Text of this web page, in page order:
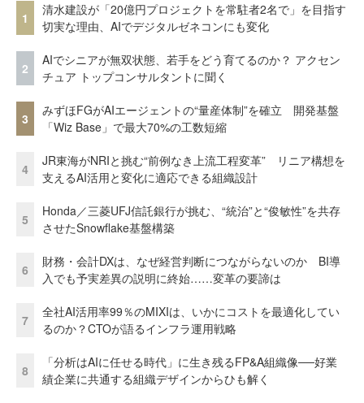
1
清水建設が「20億円プロジェクトを常駐者2名で」を目指す
切実な理由、AIでデジタルゼネコンにも変化
2
AIでシニアが無双状態、若手をどう育てるのか？ アクセン
チュア トップコンサルタントに聞く
3
みずほFGがAIエージェントの“量産体制”を確立 開発基盤
「Wiz Base」で最大70%の工数短縮
4
JR東海がNRIと挑む“前例なき上流工程変革” リニア構想を
支えるAI活用と変化に適応できる組織設計
5
Honda／三菱UFJ信託銀行が挑む、“統治”と“俊敏性”を共存
させたSnowflake基盤構築
6
財務・会計DXは、なぜ経営判断につながらないのか BI導
入でも予実差異の説明に終始……変革の要諦は
7
全社AI活用率99％のMIXIは、いかにコストを最適化してい
るのか？CTOが語るインフラ運用戦略
8
「分析はAIに任せる時代」に生き残るFP&A組織像──好業
績企業に共通する組織デザインからひも解く